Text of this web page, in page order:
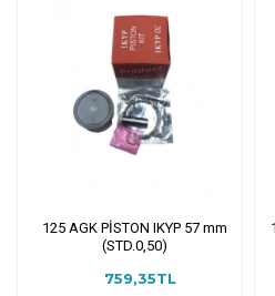
125 AGK PİSTON IKYP 57 mm
(STD.0,50)
759,35TL